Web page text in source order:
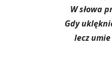
W słowa
Gdy
lecz